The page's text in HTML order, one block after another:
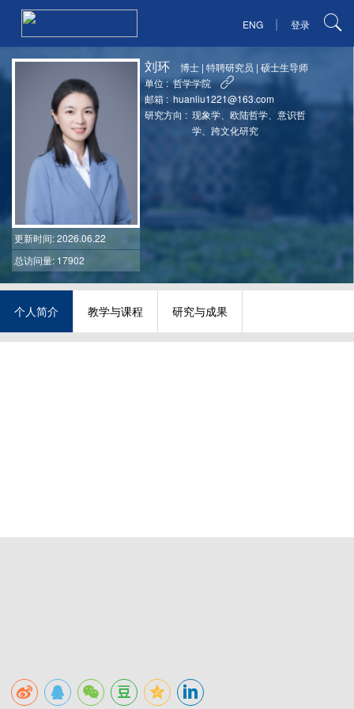
ENG | 登录
更新时间: 2026.06.22
总访问量: 17902
刘环 博士 |特聘研究员 |硕士生导师
单位 : 哲学学院
邮箱 : huanliu1221@163.com
研究方向 : 现象学、欧陆哲学、意识哲
学、跨文化研究
个人简介 教学与课程 研究与成果